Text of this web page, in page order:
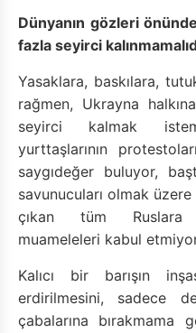
Dünyanın gözleri
fazla seyirci
Yasaklara, baskılara,
rağmen, Ukrayna
seyirci kalmak
yurttaşlarının
saygıdeğer buluyor,
savunucuları olmak
çıkan tüm Ruslara
muameleleri kabul
Kalıcı bir barışın
erdirilmesini, sadece
çabalarına bırakmama